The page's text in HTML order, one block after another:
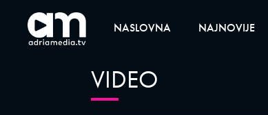
NASLOVNA NAJNOVIJE
VIDEO